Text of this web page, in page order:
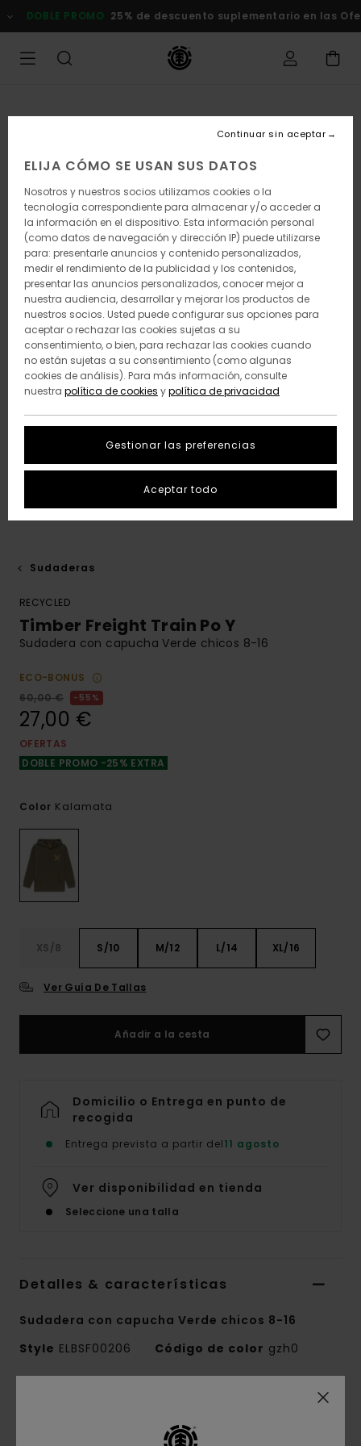
la
DOBLE PROMO 25% de descuento suplementario en las
Sudaderas
RECYCLED
Timber Freight Train Po Y
Sudadera con capucha Verde chicos 8-16
ECO-BONUS
60,00 €
55%
27,00 €
OFERTAS
DOBLE PROMO -25% EXTRA
Color Kalamata
XS/8 S/10 M/12 L/14 XL/16
Ver Guía De Tallas
Añadir a la cesta
Domicilio o Entrega en punto de
recogida
Entrega prevista a partir del11 agosto
Ver disponibilidad en tienda
Seleccione una talla
Detalles & características
Sudadera con capucha Verde chicos 8-16
Style ELBSF00206 Código de color gzh0
algodón regular con algodón reciclado
ELIJA CÓMO SE USAN SUS DATOS
Nosotros y nuestros socios utilizamos cookies o la
tecnología correspondiente para almacenar y/o acceder a
la información en el dispositivo. Esta información personal
(como datos de navegación y dirección IP) puede utilizarse
para: presentarle anuncios y contenido personalizados,
medir el rendimiento de la publicidad y los contenidos,
presentar las anuncios personalizados, conocer mejor a
nuestra audiencia, desarrollar y mejorar los productos de
nuestros socios. Usted puede configurar sus opciones para
aceptar o rechazar las cookies sujetas a su
consentimiento, o bien, para rechazar las cookies cuando
no están sujetas a su consentimiento (como algunas
cookies de análisis). Para más información, consulte
nuestra política de cookies ypolítica de privacidad
Gestionar las preferencias
Continuar sin aceptar
Aceptar todo